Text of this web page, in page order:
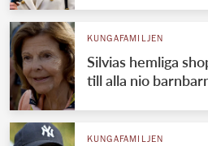
KUNGAFAMILJEN
Silvias hemliga
till alla nio
KUNGAFAMILJEN